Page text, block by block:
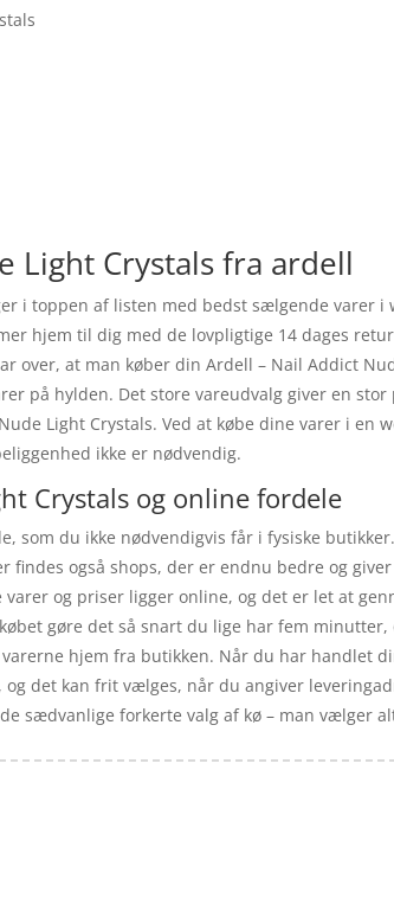
Light Crystals fra ardell
i toppen af listen med bedst sælgende varer
hjem til dig med de lovpligtige 14 dages
over, at man køber din Ardell – Nail Addict
på hylden. Det store vareudvalg giver en
Light Crystals. Ved at købe dine varer i en
ikke er nødvendig.
Crystals og online fordele
som du ikke nødvendigvis får i fysiske
findes også shops, der er endnu bedre og
og priser ligger online, og det er let at
gøre det så snart du lige har fem
hjem fra butikken. Når du har handlet
det kan frit vælges, når du angiver
sædvanlige forkerte valg af kø – man vælger